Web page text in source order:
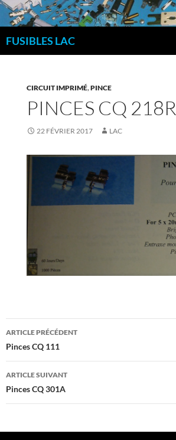
Aller
au
contenu
FUSIBLES LAC
CIRCUIT IMPRIMÉ,PINCE
PINCES CQ 218R
22 FÉVRIER 2017 LAC
Navigation
des
articles
ARTICLE PRÉCÉDENT
Pinces CQ 111
ARTICLE SUIVANT
Pinces CQ 301A